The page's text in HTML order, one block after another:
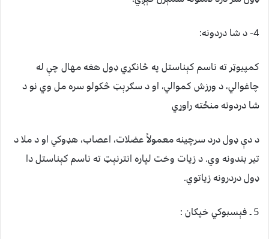
4- د شا دردونه:
کمپيوټر ته ناسم کېناستل په ځانګړي ډول هغه مهال چې له
چاغوالي، د ورزش کموالي، او د سګرېټ څکولو سره مل وي نو د
شا دردونه منځته راوړي
د دې ډول درد سرچينه معمولاً عضلات، اعصاب، هډوکي او د ملا د
تير بندونه وي. د زيات وخت لپاره انترنېټ ته ناسم کېناستل دا
ډول دردرونه زياتوي.
5 ـ فېسبوکي خپګان :